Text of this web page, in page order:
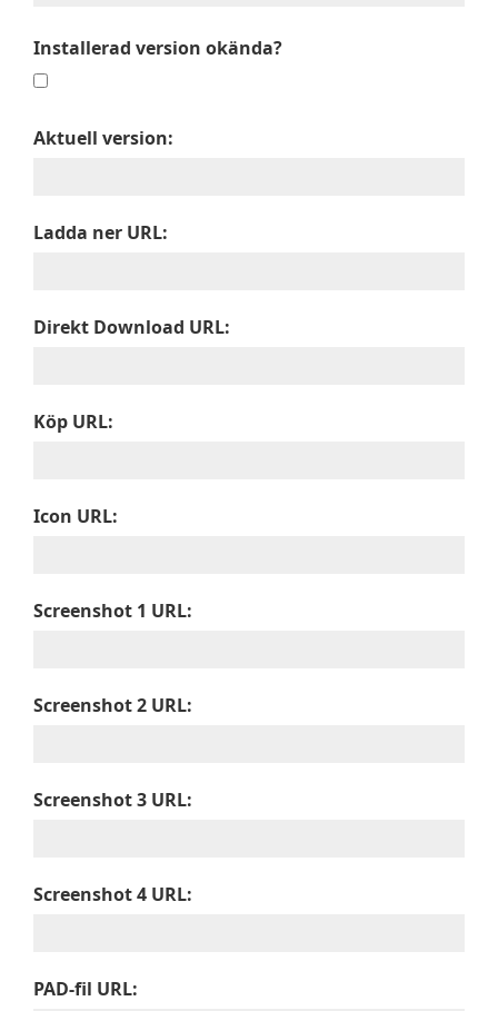
Installerad version okända?
Aktuell version:
Ladda ner URL:
Direkt Download URL:
Köp URL:
Icon URL:
Screenshot 1 URL:
Screenshot 2 URL:
Screenshot 3 URL:
Screenshot 4 URL:
PAD-fil URL: